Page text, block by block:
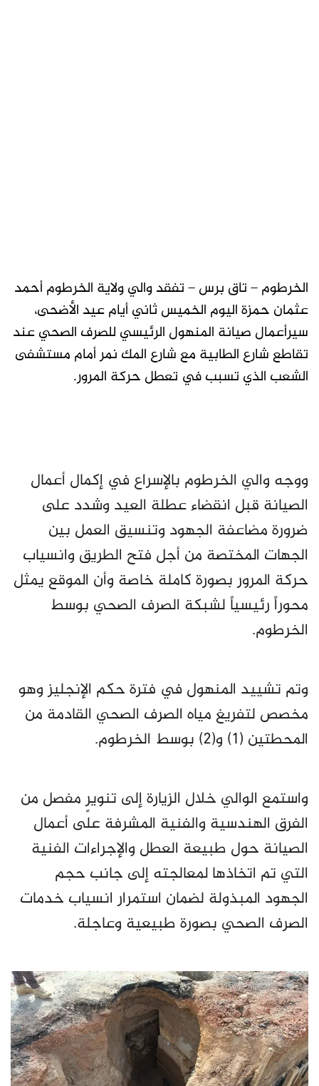
الخرطوم – تاق برس – تفقد والي ولاية الخرطوم أحمد
عثمان حمزة اليوم الخميس ثاني أيام عيد الأضحى،
سيرأعمال صيانة المنهول الرئيسي للصرف الصحي عند
تقاطع شارع الطابية مع شارع المك نمر أمام مستشفى
الشعب الذي تسبب في تعطل حركة المرور.
ووجه والي الخرطوم بالإسراع في إكمال أعمال
الصيانة قبل انقضاء عطلة العيد وشدد على
ضرورة مضاعفة الجهود وتنسيق العمل بين
الجهات المختصة من أجل فتح الطريق وانسياب
حركة المرور بصورة كاملة خاصة وأن الموقع يمثل
محوراً رئيسياً لشبكة الصرف الصحي بوسط
الخرطوم.
وتم تشييد المنهول في فترة حكم الإنجليز وهو
مخصص لتفريغ مياه الصرف الصحي القادمة من
المحطتين (١) و(٢) بوسط الخرطوم.
واستمع الوالي خلال الزيارة إلى تنويرٍ مفصل من
الفرق الهندسية والفنية المشرفة على أعمال
الصيانة حول طبيعة العطل والإجراءات الفنية
التي تم اتخاذها لمعالجته إلى جانب حجم
الجهود المبذولة لضمان استمرار انسياب خدمات
الصرف الصحي بصورة طبيعية وعاجلة.